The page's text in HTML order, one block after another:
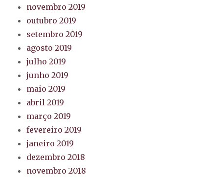
novembro 2019
outubro 2019
setembro 2019
agosto 2019
julho 2019
junho 2019
maio 2019
abril 2019
março 2019
fevereiro 2019
janeiro 2019
dezembro 2018
novembro 2018